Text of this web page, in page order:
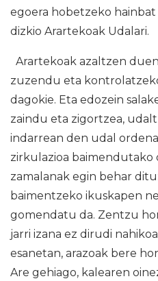
egoera hobetzeko
dizkio Arartekoak Udalari.
Arartekoak azaltzen
zuzendu eta
dagokie. Eta edozein
zaindu eta zigortzea,
indarrean den udal
zirkulazioa
zamalanak egin behar
baimentzeko ikuskapen
gomendatu da. Zentzu
jarri izana ez dirudi
esanetan, arazoak bere
Are gehiago, kalearen